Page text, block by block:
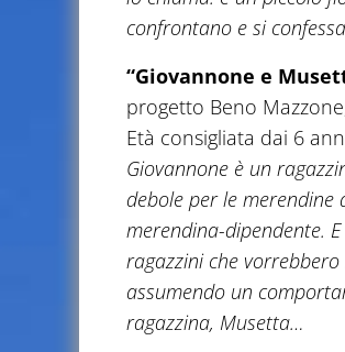
confrontano e si
“Giovannone e
progetto Beno
Età consigliata dai 6
Giovannone è un
debole per le merendine
merendina-dipendente.
ragazzini che
assumendo un
ragazzina, Musetta…